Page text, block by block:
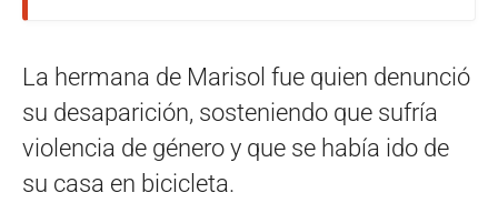
La hermana de Marisol fue quien denunció
su desaparición, sosteniendo que sufría
violencia de género y que se había ido de
su casa en bicicleta.